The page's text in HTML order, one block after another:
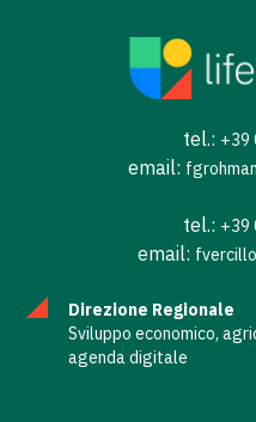
tel.: +39
email:
tel.: +39
email:
Direzione Regionale
Sviluppo economico,
agenda digitale